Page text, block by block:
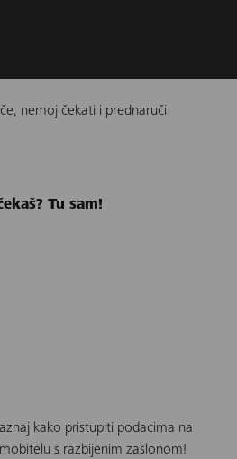
nemoj čekati i prednaruči
Tu sam!
kako pristupiti podacima na
mobitelu s razbijenim zaslonom!